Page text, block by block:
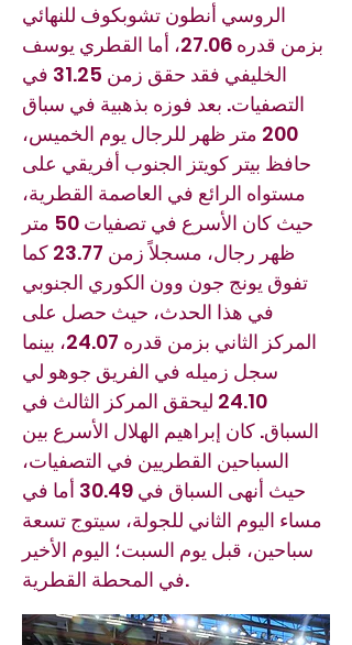
الروسي أنطون تشوبكوف للنهائي
بزمن قدره 27.06، أما القطري يوسف
الخليفي فقد حقق زمن 31.25 في
التصفيات. بعد فوزه بذهبية في سباق
200 متر ظهر للرجال يوم الخميس،
حافظ بيتر كويتز الجنوب أفريقي على
مستواه الرائع في العاصمة القطرية،
حيث كان الأسرع في تصفيات 50 متر
ظهر رجال، مسجلاً زمن 23.77 كما
تفوق يونج جون وون الكوري الجنوبي
في هذا الحدث، حيث حصل على
المركز الثاني بزمن قدره 24.07، بينما
سجل زميله في الفريق جوهو لي
24.10 ليحقق المركز الثالث في
السباق. كان إبراهيم الهلال الأسرع بين
السباحين القطريين في التصفيات،
حيث أنهى السباق في 30.49 أما في
مساء اليوم الثاني للجولة، سيتوج تسعة
سباحين، قبل يوم السبت؛ اليوم الأخير
في المحطة القطرية.